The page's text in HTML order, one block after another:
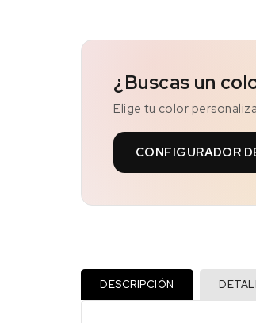
¿Buscas un
Elige tu color
CONFIGURADOR
DESCRIPCIÓN